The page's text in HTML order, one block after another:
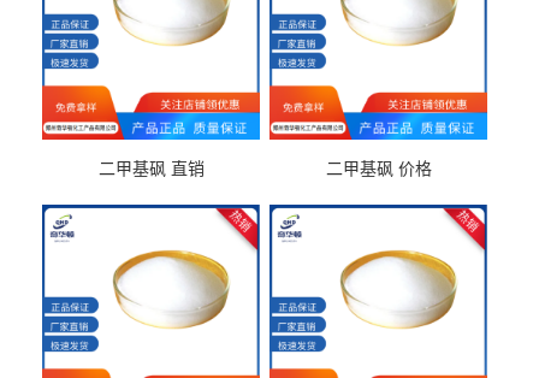
二甲基砜 直销 二甲基砜 价格